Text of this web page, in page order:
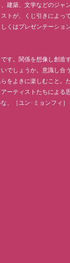
建築、文学などのジャ
トが、くじ引きによっ
くはプレゼンテーショ
す。関係を想像し創造
でしょうか。意識し合
をよきに楽しむこと。
ーティストたちによる
、［ユン･ミョンフィ］